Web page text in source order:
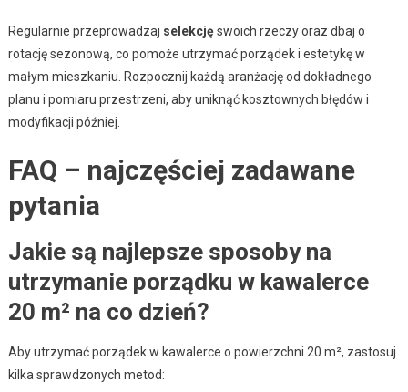
Regularnie przeprowadzaj selekcjęswoich rzeczy oraz dbaj o
rotację sezonową, co pomoże utrzymać porządek i estetykę w
małym mieszkaniu. Rozpocznij każdą aranżację od dokładnego
planu i pomiaru przestrzeni, aby uniknąć kosztownych błędów i
modyfikacji później.
FAQ – najczęściej zadawane
pytania
Jakie są najlepsze sposoby na
utrzymanie porządku w kawalerce
20 m² na co dzień?
Aby utrzymać porządek w kawalerce o powierzchni 20 m², zastosuj
kilka sprawdzonych metod: